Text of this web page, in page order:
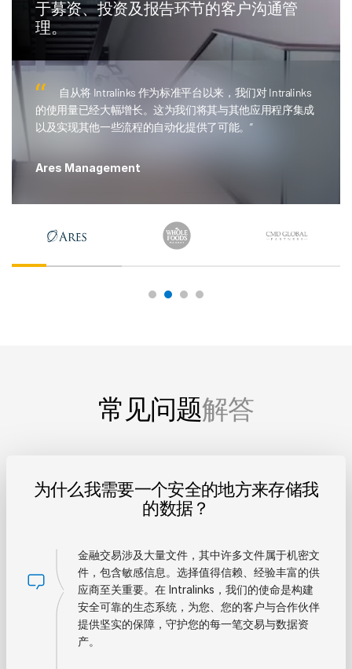
于募资、投资及报告环节的客户沟通管
理。
自从将 Intralinks 作为标准平台以来，我们对 Intralinks
的使用量已经大幅增长。这为我们将其与其他应用程序集成
以及实现其他一些流程的自动化提供了可能。”
Ares Management
常见问题解答
为什么我需要一个安全的地方来存储我
的数据？
金融交易涉及大量文件，其中许多文件属于机密文
件，包含敏感信息。选择值得信赖、经验丰富的供
应商至关重要。在 Intralinks，我们的使命是构建
安全可靠的生态系统，为您、您的客户与合作伙伴
提供坚实的保障，守护您的每一笔交易与数据资
产。